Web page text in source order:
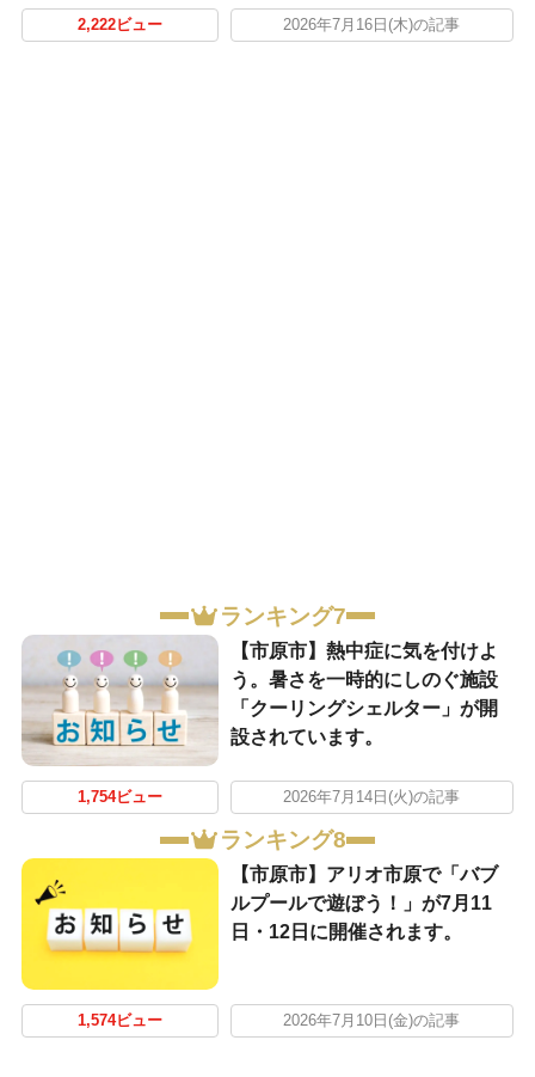
2,222ビュー 2026年7月16日(木)の記事
ランキング7
【市原市】熱中症に気を付けよ
う。暑さを一時的にしのぐ施設
「クーリングシェルター」が開
設されています。
1,754ビュー 2026年7月14日(火)の記事
ランキング8
【市原市】アリオ市原で「バブ
ルプールで遊ぼう！」が7月11
日・12日に開催されます。
1,574ビュー 2026年7月10日(金)の記事